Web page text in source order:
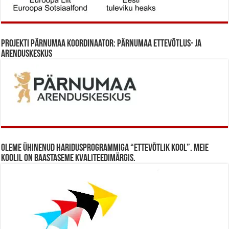
Projekti Pärnumaa koordinaator: Pärnumaa Ettevõtlus- ja
Arenduskeskus
Oleme ühinenud haridusprogrammiga “Ettevõtlik Kool”. Meie
koolil on baastaseme kvaliteedimärgis.